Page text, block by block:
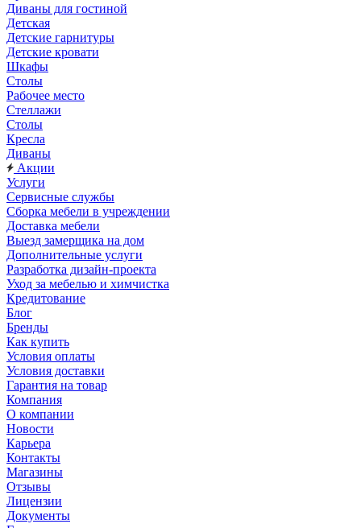
Диваны для гостиной
Детская
Детские гарнитуры
Детские кровати
Шкафы
Столы
Рабочее место
Стеллажи
Столы
Кресла
Диваны
Акции
Услуги
Сервисные службы
Сборка мебели в учреждении
Доставка мебели
Выезд замерщика на дом
Дополнительные услуги
Разработка дизайн-проекта
Уход за мебелью и химчистка
Кредитование
Блог
Бренды
Как купить
Условия оплаты
Условия доставки
Гарантия на товар
Компания
О компании
Новости
Карьера
Контакты
Магазины
Отзывы
Лицензии
Документы